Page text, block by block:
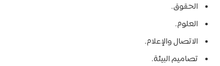
الحقوق.
العلوم.
الاتصال والإعلام.
تصاميم البيئة.